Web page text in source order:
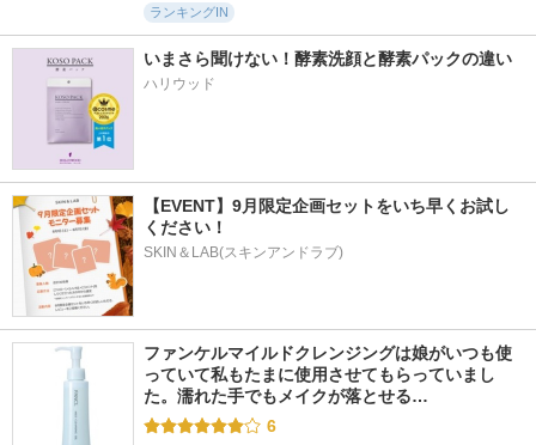
ランキングIN
いまさら聞けない！酵素洗顔と酵素パックの違い
ハリウッド
【EVENT】9月限定企画セットをいち早くお試し
ください！
SKIN＆LAB(スキンアンドラブ)
ファンケルマイルドクレンジングは娘がいつも使
っていて私もたまに使用させてもらっていまし
た。濡れた手でもメイクが落とせる…
6